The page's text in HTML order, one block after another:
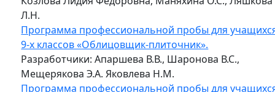
Л.Н.
Программа профессиональной пробы для
9-х классов «Облицовщик-плиточник».
Разработчики: Апаршева В.В., Шаронова В.С.,
Мещерякова Э.А. Яковлева Н.М.
Программа профессиональной пробы для